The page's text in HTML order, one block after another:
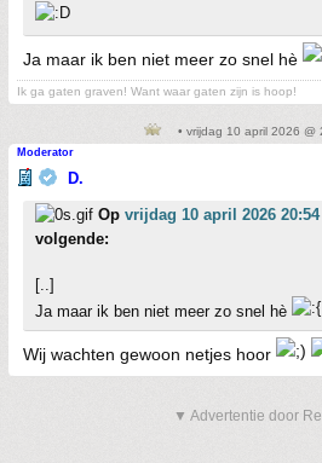
Ja maar ik ben niet meer zo snel hè
Ik ga gaten graven! Want waar gaten zijn is hoop!
• vrijdag 10 april 2026 @
Moderator
D.
Op vrijdag 10 april 2026 20:54
volgende:
[..]
Ja maar ik ben niet meer zo snel hè
Wij wachten gewoon netjes hoor
▼ Advertentie door